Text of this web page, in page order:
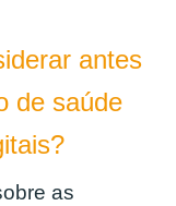
antes
de saúde
as